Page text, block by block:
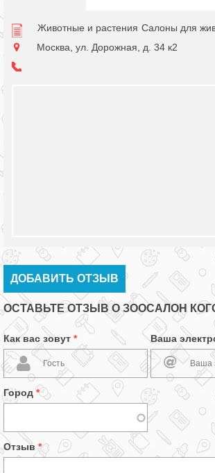
Животные и растения Салоны для
Москва, ул. Дорожная, д. 34 к2
ДОБАВИТЬ ОТЗЫВ
ОСТАВЬТЕ ОТЗЫВ О ЗООСАЛОН
Как вас зовут * Ваша
Город *
Отзыв *